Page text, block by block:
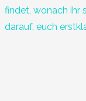
findet, wonach ihr
darauf, euch